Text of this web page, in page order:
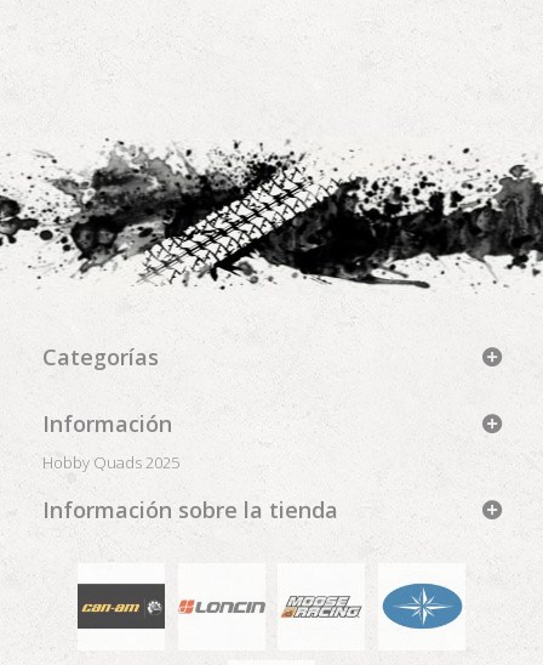
Categorías
Información
Hobby Quads 2025
Información sobre la tienda